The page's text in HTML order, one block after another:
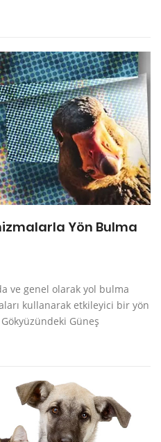
Yön Bulma
ve genel olarak yol bulma
kullanarak etkileyici bir yön
Güneş